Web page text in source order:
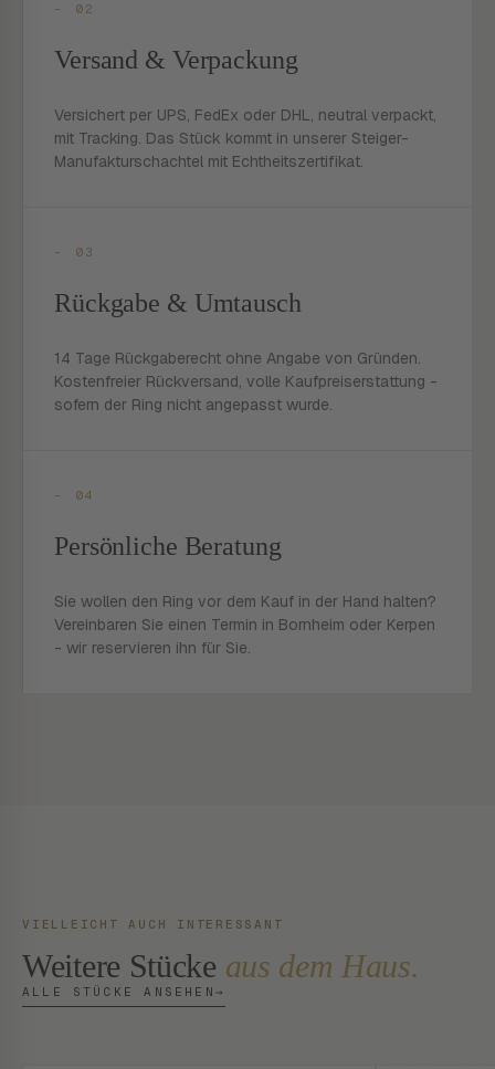
- 02
Versand & Verpackung
Versichert per UPS, FedEx oder DHL, neutral verpackt,
mit Tracking. Das Stück kommt in unserer Steiger-
Manufakturschachtel mit Echtheitszertifikat.
- 03
Rückgabe & Umtausch
14 Tage Rückgaberecht ohne Angabe von Gründen.
Kostenfreier Rückversand, volle Kaufpreiserstattung -
sofern der Ring nicht angepasst wurde.
- 04
Persönliche Beratung
Sie wollen den Ring vor dem Kauf in der Hand halten?
Vereinbaren Sie einen Termin in Bornheim oder Kerpen
- wir reservieren ihn für Sie.
VIELLEICHT AUCH INTERESSANT
Weitere Stücke aus dem Haus.
ALLE STÜCKE ANSEHEN →